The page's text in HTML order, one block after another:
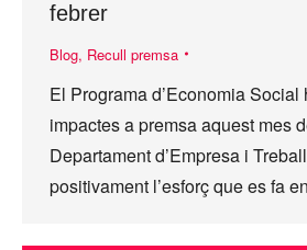
febrer
Blog, Recull premsa
El Programa d’Economia
impactes a premsa aquest mes
Departament d’Empresa i
positivament l’esforç que es fa